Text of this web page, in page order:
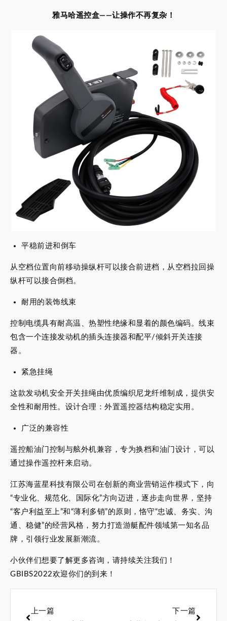
雅马哈遥控盒——让操作不再复杂！
平稳前进和倒车
从空档位置向前移动操纵杆可以接合前进档，从空档拉回操
纵杆可以接合倒档。
耐用的装饰线束
控制电缆具有耐高温、热塑性绝缘和显着的颜色编码。线束
包含一个连接发动机的插头连接器和配平/倾斜开关连接
器。
紧急挂绳
这款发动机安全开关挂绳由优质编织尼龙纤维制成，提供安
全性和耐用性。设计合理：外置遥控器结构稳定实用。
广泛的兼容性
遥控船油门控制与舷外机兼容，专为换档和油门设计，可以
通过操作遥控杆来启动。
江苏海蓝星科技有限公司在创新的商业营销运作模式下，向
“专业化、规范化、国际化”方向迈进，逐步走向世界，坚持
“客户利益至上”和“薄利多销”的原则，恪守“忠诚、务实、沟
通、稳健”的经营风格，努力打造游艇配件领域第一知名品
牌，引领行业发展新潮流。
小伙伴们想要了解更多咨询，请持续关注我们！
GBIBS2022欢迎你们的到来！
上一篇 下一篇